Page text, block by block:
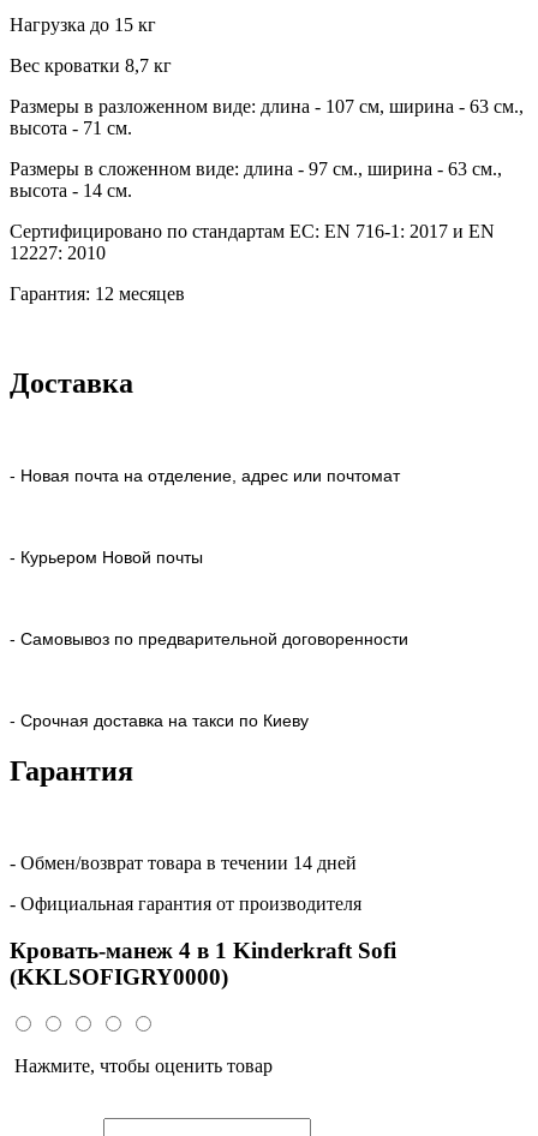
Нагрузка до 15 кг
Вес кроватки 8,7 кг
Размеры в разложенном виде: длина - 107 см, ширина - 63 см.,
высота - 71 см.
Размеры в сложенном виде: длина - 97 см., ширина - 63 см.,
высота - 14 см.
Сертифицировано по стандартам ЕС: EN 716-1: 2017 и EN
12227: 2010
Гарантия: 12 месяцев
Доставка
- Новая почта на отделение, адрес или почтомат
- Курьером Новой почты
- Самовывоз по предварительной договоренности
- Срочная доставка на такси по Киеву
Гарантия
- Обмен/возврат товара в течении 14 дней
- Официальная гарантия от производителя
Кровать-манеж 4 в 1 Kinderkraft Sofi
(KKLSOFIGRY0000)
Нажмите, чтобы оценить товар